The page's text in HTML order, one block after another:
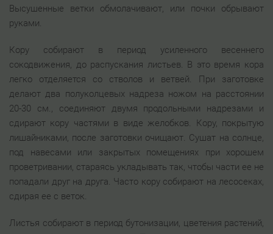
Высушенные ветки обмолачивают, или почки обрывают
руками.
Кору собирают в период усиленного весеннего
сокодвижения, до распускания листьев. В это время кора
легко отделяется со стволов и ветвей. При заготовке
делают два полуколцевых надреза ножом на расстоянии
20-30 см., соединяют двумя продольными надрезами и
сдирают кору частями в виде желобков. Кору, покрытую
лишайниками, после заготовки очищают. Сушат на солнце,
под навесами или закрытых помещениях при хорошем
проветривании, стараясь укладывать так, чтобы части ее не
попадали друг на друга. Часто кору собирают на лесосеках,
сдирая ее с веток.
Листья собирают в период бутонизации, цветения растений,